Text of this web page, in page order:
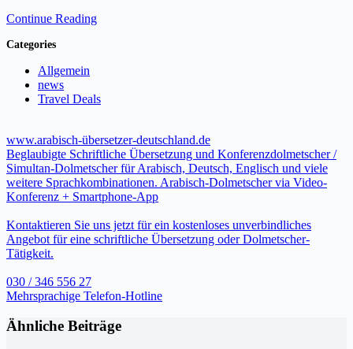
Continue Reading
Categories
Allgemein
news
Travel Deals
www.arabisch-übersetzer-deutschland.de
Beglaubigte Schriftliche Übersetzung und Konferenzdolmetscher /
Simultan-Dolmetscher für Arabisch, Deutsch, Englisch und viele
weitere Sprachkombinationen. Arabisch-Dolmetscher via Video-
Konferenz + Smartphone-App
Kontaktieren Sie uns jetzt für ein kostenloses unverbindliches
Angebot für eine schriftliche Übersetzung oder Dolmetscher-
Tätigkeit.
030 / 346 556 27
Mehrsprachige Telefon-Hotline
Ähnliche Beiträge